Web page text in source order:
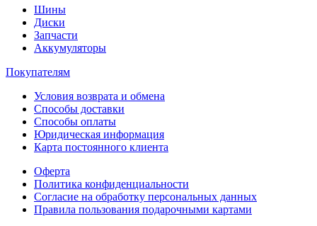
Шины
Диски
Запчасти
Аккумуляторы
Покупателям
Условия возврата и обмена
Способы доставки
Способы оплаты
Юридическая информация
Карта постоянного клиента
Оферта
Политика конфиденциальности
Согласие на обработку персональных данных
Правила пользования подарочными картами